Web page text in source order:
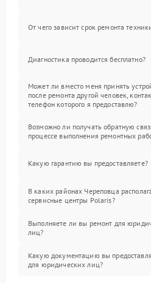
От чего зависит срок ремонта
Диагностика проводится бесплатно?
Может ли вместо меня принять
после ремонта другой человек,
телефон которого я предоставлю?
Возможно ли получать обратную
процессе выполнения ремонтных
Какую гарантию вы предоставляете?
В каких районах Череповца
сервисные центры Polaris?
Выполняете ли вы ремонт для
лиц?
Какую документацию вы
для юридических лиц?